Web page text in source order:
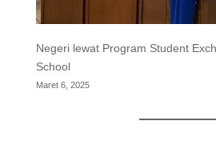
Negeri lewat Program Student
School
Maret 6, 2025